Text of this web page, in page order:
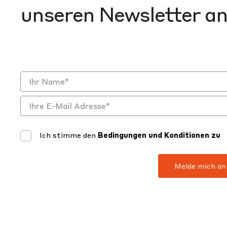
unseren Newsletter an
Ich stimme den Bedingungen und Konditionen zu